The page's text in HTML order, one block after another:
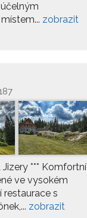
zobrazit
*** Komfortní
ve vysokém
restaurace s
zobrazit